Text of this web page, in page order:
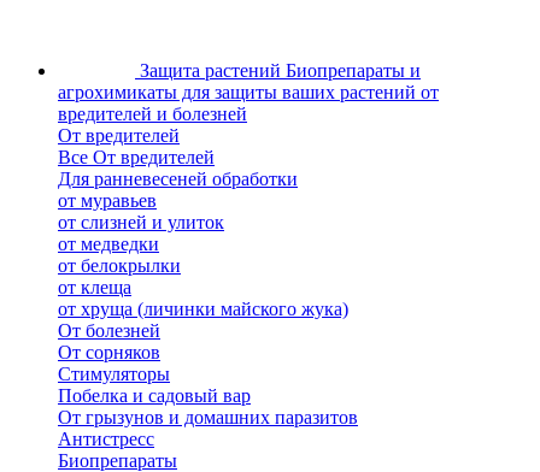
Защита растений Биопрепараты и
агрохимикаты для защиты ваших растений от
вредителей и болезней
От вредителей
Все От вредителей
Для ранневесеней обработки
от муравьев
от слизней и улиток
от медведки
от белокрылки
от клеща
от хруща (личинки майского жука)
От болезней
От сорняков
Стимуляторы
Побелка и садовый вар
От грызунов и домашних паразитов
Антистресс
Биопрепараты